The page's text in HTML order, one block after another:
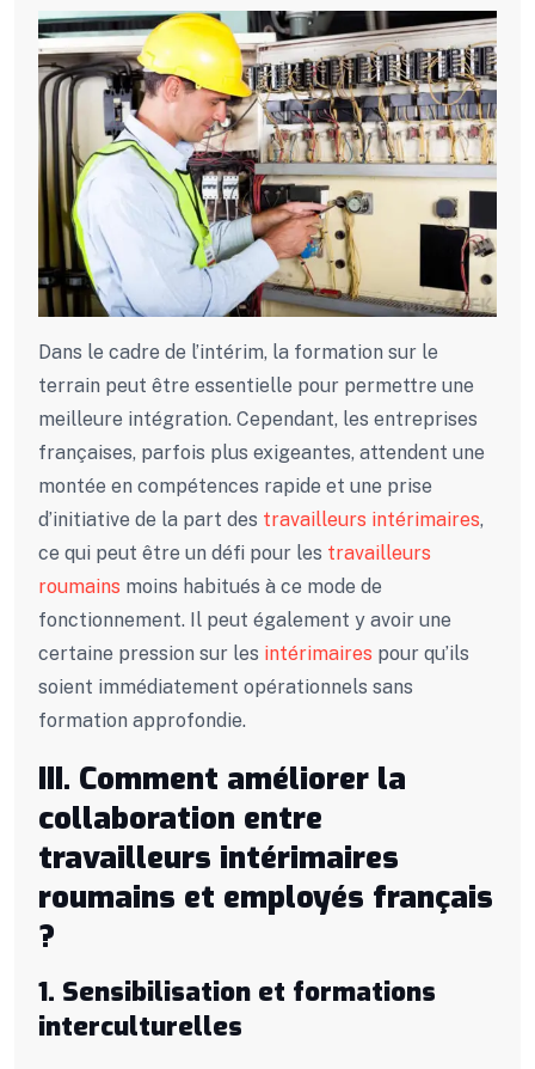
Dans le cadre de l’intérim, la formation sur le
terrain peut être essentielle pour permettre une
meilleure intégration. Cependant, les entreprises
françaises, parfois plus exigeantes, attendent une
montée en compétences rapide et une prise
d’initiative de la part des travailleurs intérimaires,
ce qui peut être un défi pour les travailleurs
roumains moins habitués à ce mode de
fonctionnement. Il peut également y avoir une
certaine pression sur les intérimaires pour qu’ils
soient immédiatement opérationnels sans
formation approfondie.
III. Comment améliorer la
collaboration entre
travailleurs intérimaires
roumains et employés français
?
1. Sensibilisation et formations
interculturelles